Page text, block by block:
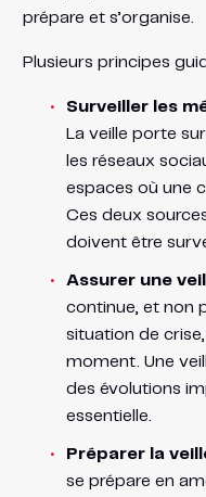
prépare et s’organise.
Plusieurs principes
Surveiller les
La veille porte
les réseaux
espaces où une
Ces deux
doivent être
Assurer une
continue, et non
situation de
moment. Une
des évolutions
essentielle.
Préparer la
se prépare en